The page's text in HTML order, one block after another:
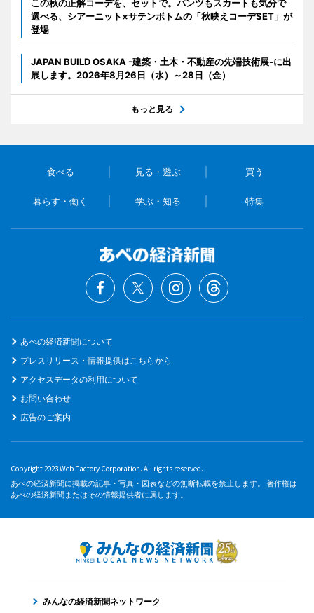
この秋の正解コーデを、セットで。パンツもスカートも気分で
選べる、シアーニット×サテンボトムの「秋映えコーデSET」が
登場
JAPAN BUILD OSAKA -建築・土木・不動産の先端技術展-に出
展します。2026年8月26日（水）～28日（金）
もっと見る
食べる 見る・遊ぶ 買う
暮らす・働く 学ぶ・知る 特集
あべの経済新聞について
プレスリリース・情報提供はこちらから
アクセスデータの利用について
お問い合わせ
広告のご案内
Copyright 2023 Web Factory Corporation. All rights reserved.
あべの経済新聞に掲載の記事・写真・図表などの無断転載を禁止します。 著作権は
あべの経済新聞またはその情報提供者に属します。
みんなの経済新聞ネットワーク